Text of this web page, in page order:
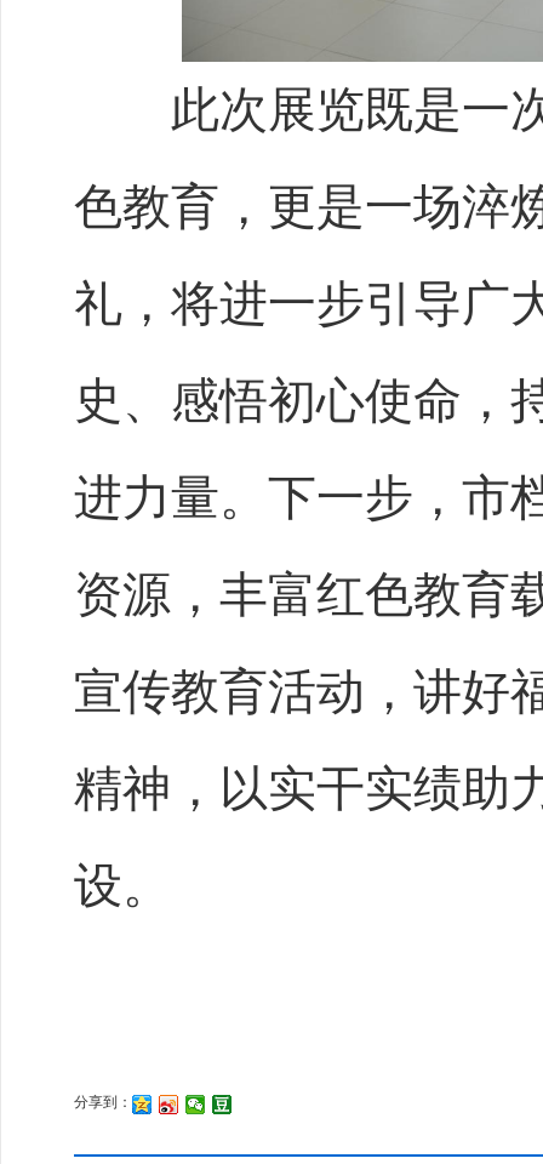
此次展览既是一次
色教育，更是一场淬
礼，将进一步引导广
史、感悟初心使命，
进力量。下一步，市
资源，丰富红色教育
宣传教育活动，讲好
精神，以实干实绩助
设。
分享到：